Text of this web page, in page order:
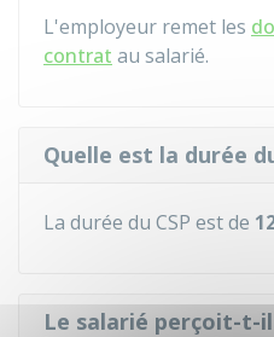
L'employeur remet les
contrat au salarié.
Quelle est la durée
La durée du CSP est de
Le salarié perçoit-t-